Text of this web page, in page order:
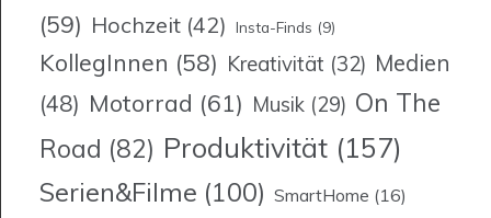
(59) Hochzeit (42) Insta-Finds (9)
KollegInnen (58) Kreativität (32) Medien
(48) Motorrad (61) Musik (29) On The
Road (82) Produktivität (157)
Serien&Filme (100) SmartHome (16)